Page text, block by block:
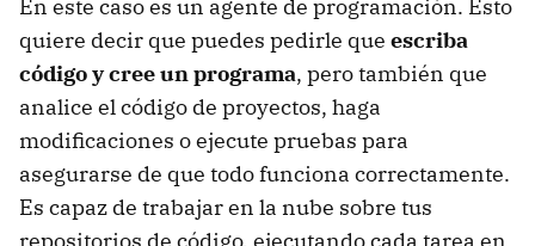
En este caso es un agente de programación. Esto
quiere decir que puedes pedirle que escriba
código y cree un programa, pero también que
analice el código de proyectos, haga
modificaciones o ejecute pruebas para
asegurarse de que todo funciona correctamente.
Es capaz de trabajar en la nube sobre tus